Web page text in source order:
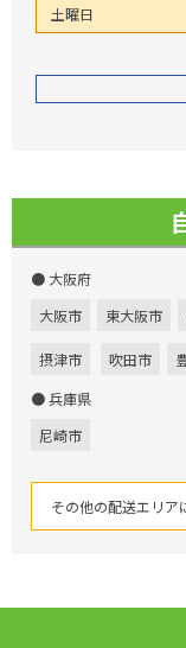
土曜日
● 大阪府
大阪市
東大阪市
摂津市 吹田市
● 兵庫県
尼崎市
その他の配送エリア